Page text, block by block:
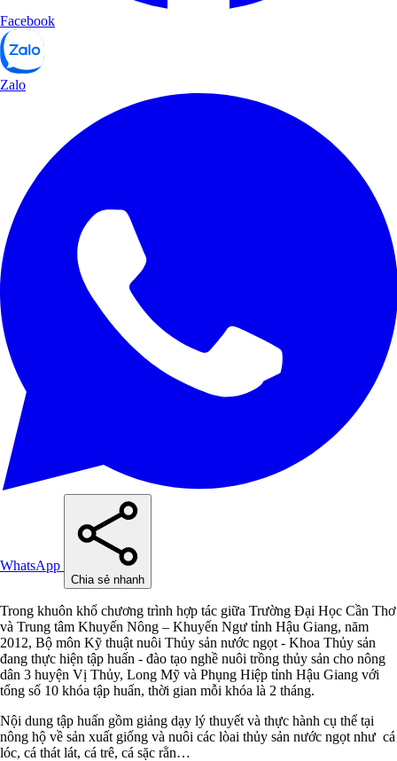
Facebook
Zalo
WhatsApp
Chia sẻ nhanh
Trong khuôn khổ chương trình hợp tác giữa Trường Đại Học Cần Thơ
và Trung tâm Khuyến Nông – Khuyến Ngư tỉnh Hậu Giang, năm
2012, Bộ môn Kỹ thuật nuôi Thủy sản nước ngọt - Khoa Thủy sản
đang thực hiện tập huấn - đào tạo nghề nuôi trồng thủy sản cho nông
dân 3 huyện Vị Thủy, Long Mỹ và Phụng Hiệp tỉnh Hậu Giang với
tổng số 10 khóa tập huấn, thời gian mỗi khóa là 2 tháng.
Nội dung tập huấn gồm giảng dạy lý thuyết và thực hành cụ thể tại
nông hộ về sản xuất giống và nuôi các lòai thủy sản nước ngọt như cá
lóc, cá thát lát, cá trê, cá sặc rằn…